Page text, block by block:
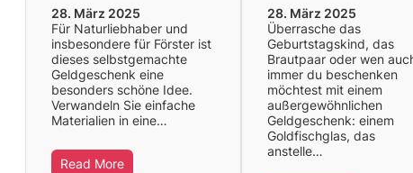
28. März 2025
Für Naturliebhaber und
insbesondere für Förster ist
dieses selbstgemachte
Geldgeschenk eine
besonders schöne Idee.
Verwandeln Sie einfache
Materialien in eine…
Read More
28. März 2025
Überrasche das
Geburtstagskind, das
Brautpaar oder wen
immer du beschenken
möchtest mit einem
außergewöhnlichen
Geldgeschenk: einem
Goldfischglas, das
anstelle…